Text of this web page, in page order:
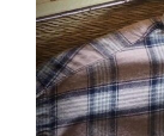
ビ
ゲ
ー